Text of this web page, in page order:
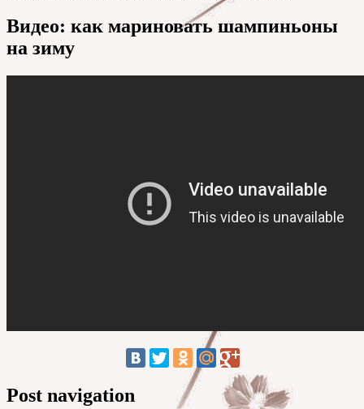
Видео: как мариновать шампиньоны
на зиму
Post navigation